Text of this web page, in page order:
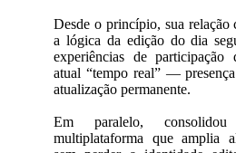
Desde o princípio, sua relação
a lógica da edição do dia
experiências de participação
atual “tempo real” —
atualização permanente.
Em paralelo, consolidou
multiplataforma que amplia